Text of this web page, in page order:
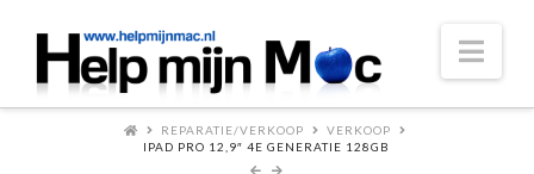
REPARATIE/VERKOOP
VERKOOP
IPAD PRO 12,9″ 4E GENERATIE 128GB